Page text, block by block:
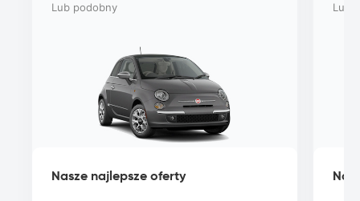
Lub podobny
Nasze najlepsze oferty
Lub